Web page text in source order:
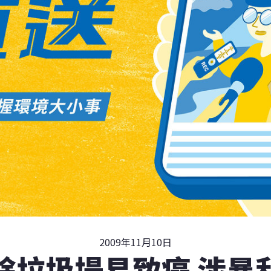
2009年11月10日